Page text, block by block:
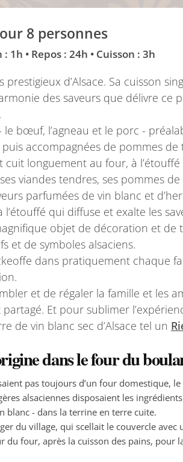
8 personnes
1h • Repos : 24h • Cuisson : 3h
d’Alsace. Sa cuisson
des saveurs que délivre ce
bœuf, l’agneau et le porc -
accompagnées de pommes de
longuement au four, à
viandes tendres, ses pommes
parfumées de vin blanc et
qui diffuse et exalte les
objet de décoration et de
et de symboles alsaciens.
dans pratiquement chaque
et de régaler la famille et les
Et pour sublimer
de vin blanc sec d’Alsace tel un
dans le four du
pas toujours d’un four domestique,
alsaciennes disposaient les
blanc - dans la terrine en terre cuite.
du village, qui scellait le couvercle avec
du four, après la cuisson des pains, pour